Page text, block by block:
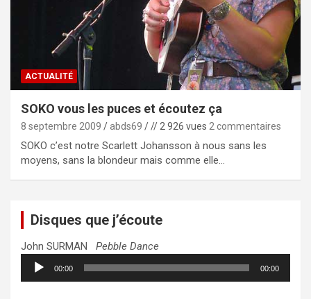
ACTUALITÉ
SOKO vous les puces et écoutez ça
8 septembre 2009 abds69 // 2 926 vues 2 commentaires
SOKO c’est notre Scarlett Johansson à nous sans les
moyens, sans la blondeur mais comme elle…
Disques que j’écoute
John SURMAN Pebble Dance
Lecteur
audio
00:00 00:00